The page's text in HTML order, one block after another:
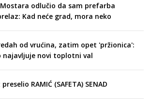
odlučio da sam prefarba
Kad neće grad, mora neko
od vrućina, zatim opet 'pržionica':
najavljuje novi toplotni val
RAMIĆ (SAFETA) SENAD